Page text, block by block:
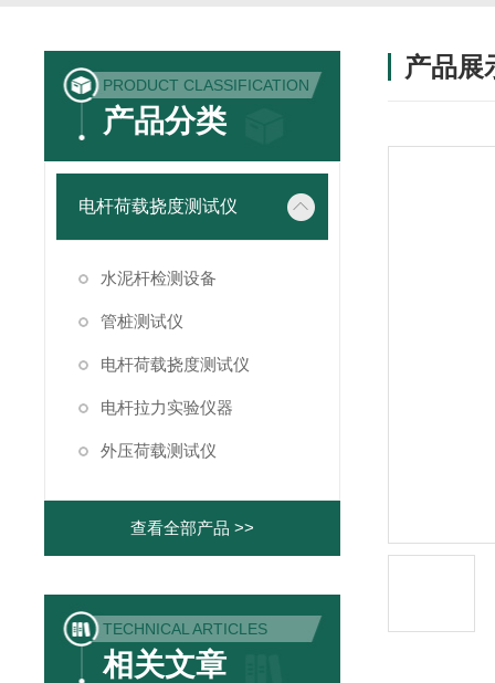
PRODUCT CLASSIFICATION
产品分类
电杆荷载挠度测试仪
水泥杆检测设备
管桩测试仪
电杆荷载挠度测试仪
电杆拉力实验仪器
外压荷载测试仪
查看全部产品 >>
TECHNICAL ARTICLES
相关文章
产品展